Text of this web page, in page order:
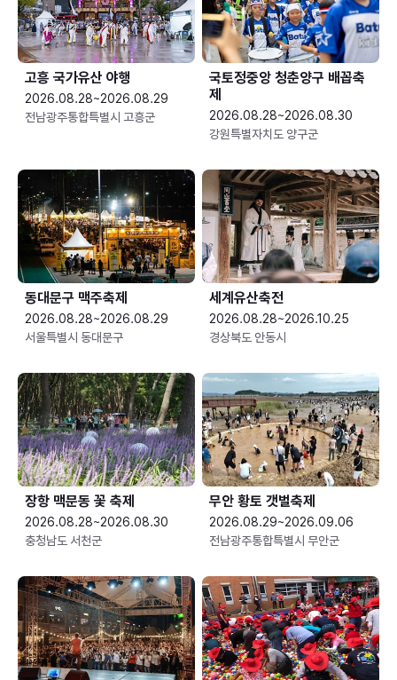
고흥 국가유산 야행
2026.08.28~2026.08.29
전남광주통합특별시 고흥군
국토정중앙 청춘양구 배꼽축
제
2026.08.28~2026.08.30
강원특별자치도 양구군
동대문구 맥주축제
2026.08.28~2026.08.29
서울특별시 동대문구
세계유산축전
2026.08.28~2026.10.25
경상북도 안동시
장항 맥문동 꽃 축제
2026.08.28~2026.08.30
충청남도 서천군
무안 황토 갯벌축제
2026.08.29~2026.09.06
전남광주통합특별시 무안군